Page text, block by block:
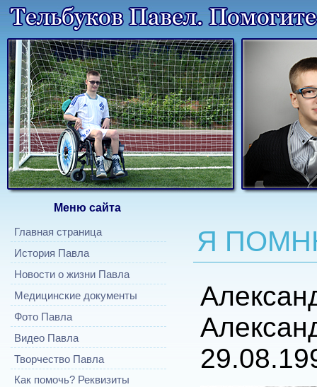
Меню сайта
Главная страница
История Павла
Новости о жизни Павла
Медицинские документы
Фото Павла
Видео Павла
Творчество Павла
Как помочь? Реквизиты
Я